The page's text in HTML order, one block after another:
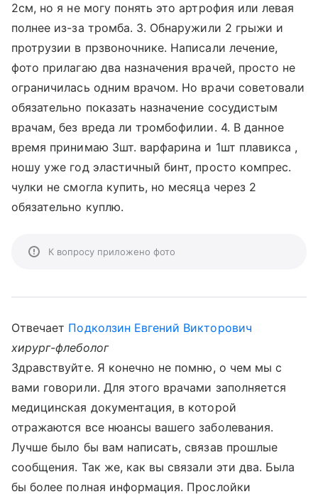
2см, но я не могу понять это артрофия или левая
полнее из-за тромба. 3. Обнаружили 2 грыжи и
протрузии в прзвоночнике. Написали лечение,
фото прилагаю два назначения врачей, просто не
ограничилась одним врачом. Но врачи советовали
обязательно показать назначение сосудистым
врачам, без вреда ли тромбофилии. 4. В данное
время принимаю 3шт. варфарина и 1шт плавикса ,
ношу уже год эластичный бинт, просто компрес.
чулки не смогла купить, но месяца через 2
обязательно куплю.
К вопросу приложено фото
Отвечает Подколзин Евгений Викторович
хирург-флеболог
Здравствуйте. Я конечно не помню, о чем мы с
вами говорили. Для этого врачами заполняется
медицинская документация, в которой
отражаются все нюансы вашего заболевания.
Лучше было бы вам написать, связав прошлые
сообщения. Так же, как вы связали эти два. Была
бы более полная информация. Прослойки